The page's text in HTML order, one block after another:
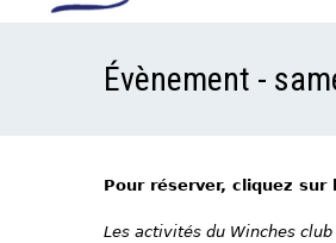
Évènement -
Pour réserver, cliquez sur
Les activités du Winches